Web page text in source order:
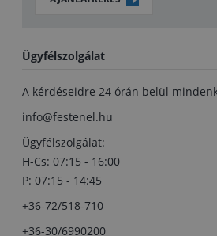
Ügyfélszolgálat
A kérdéseidre 24 órán belül
info@festenel.hu
Ügyfélszolgálat:
H-Cs: 07:15 - 16:00
P: 07:15 - 14:45
+36-72/518-710
+36-30/6990200